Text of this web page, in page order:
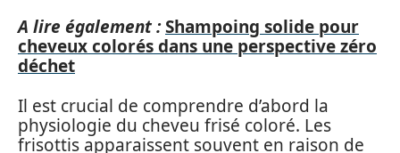
A lire également :Shampoing solide pour
cheveux colorés dans une perspective zéro
déchet
Il est crucial de comprendre d’abord la
physiologie du cheveu frisé coloré. Les
frisottis apparaissent souvent en raison de